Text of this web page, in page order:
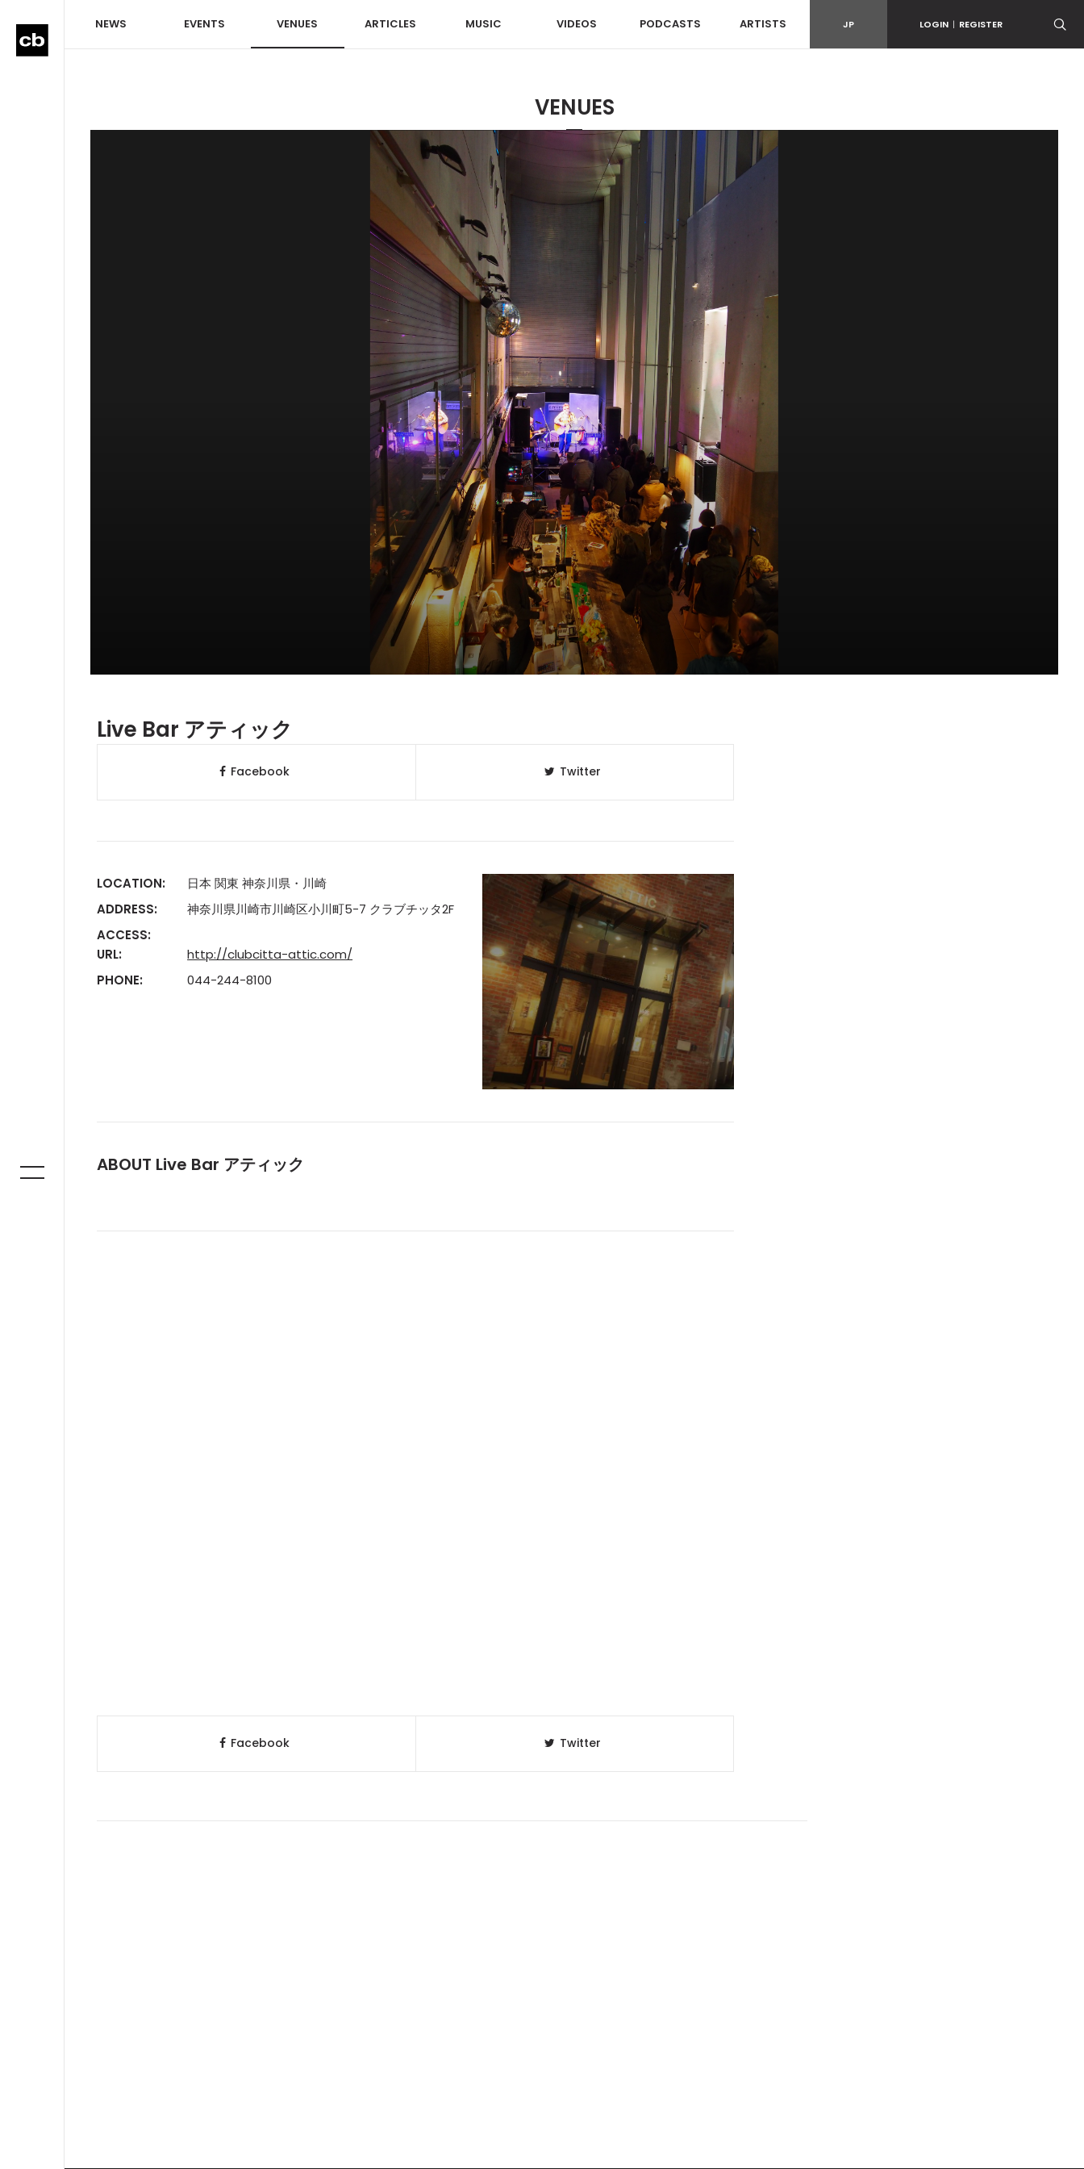
NEWS EVENTS VENUES ARTICLES MUSIC VIDEOS PODCASTS ARTISTS JP LOGIN | REGISTER
VENUES
Live Bar アティック
Facebook Twitter
LOCATION:
日本 関東 神奈川県・川崎
ADDRESS:
神奈川県川崎市川崎区小川町5-7 クラブチッタ2F
ACCESS:
URL:
http://clubcitta-attic.com/
PHONE:
044-244-8100
ABOUT Live Bar アティック
Facebook Twitter